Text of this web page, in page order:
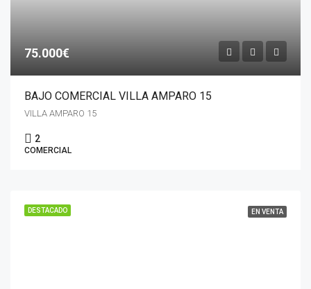
75.000€
BAJO COMERCIAL VILLA AMPARO 15
VILLA AMPARO 15
2
COMERCIAL
DESTACADO EN VENTA